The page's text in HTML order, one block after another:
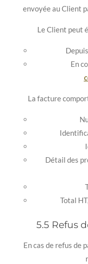
envoyée au Client
Le Client peut
En
La facture
Détail des
Total
5.5 Refus
En cas de refus de